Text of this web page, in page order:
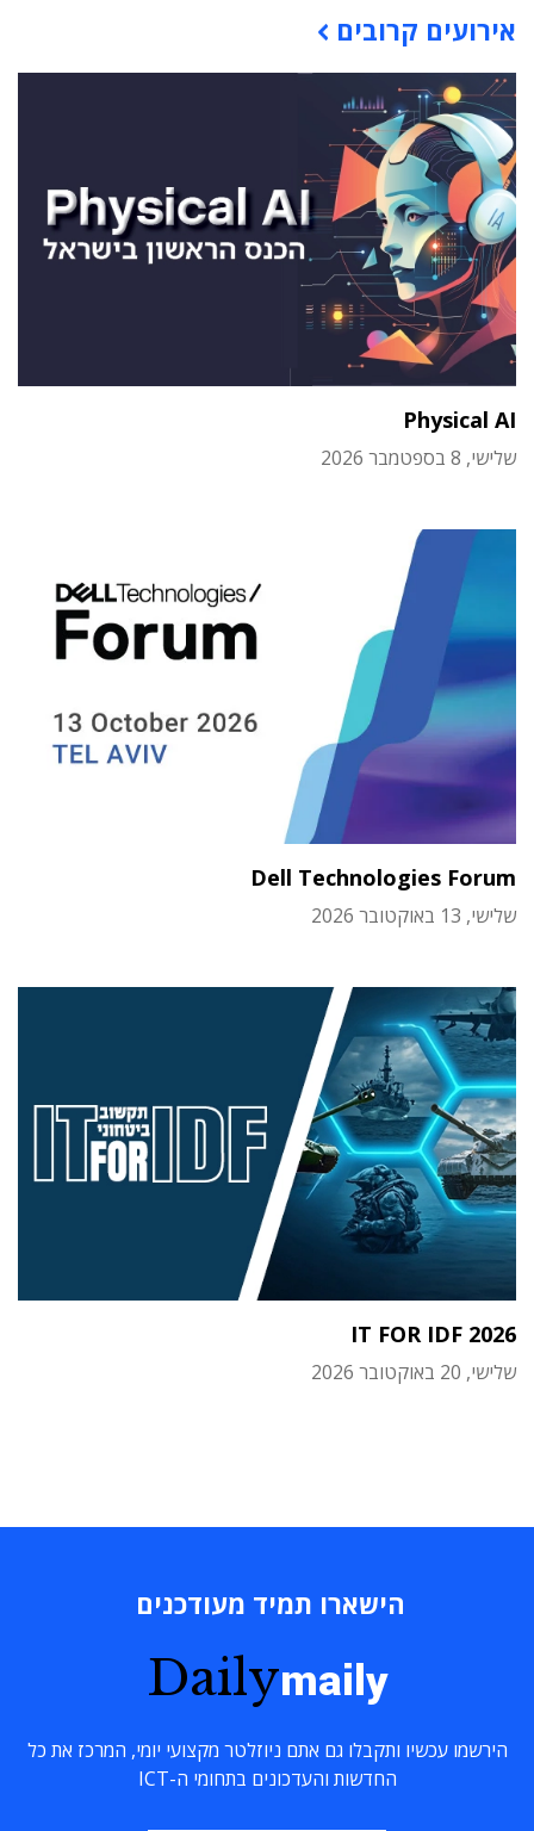
אירועים קרובים
Physical AI
שלישי, 8 בספטמבר 2026
Dell Technologies Forum
שלישי, 13 באוקטובר 2026
IT FOR IDF 2026
שלישי, 20 באוקטובר 2026
הישארו תמיד מעודכנים
Dailymaily
הירשמו עכשיו ותקבלו גם אתם ניוזלטר מקצועי יומי, המרכז את כל
החדשות והעדכונים בתחומי ה-ICT